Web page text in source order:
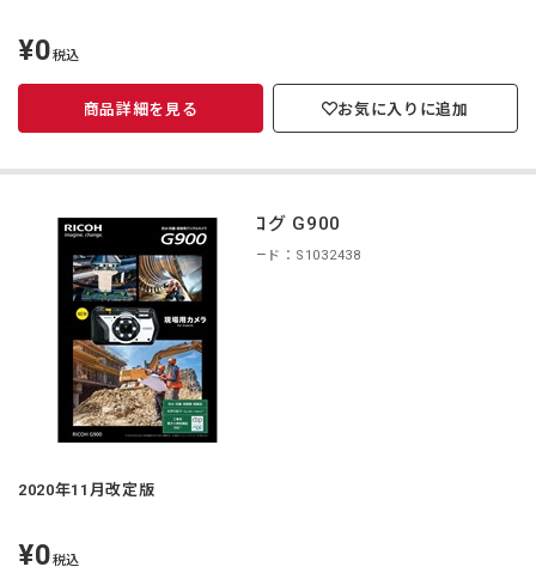
定
価
¥0税込
商品詳細を見る お気に入りに追加
カタログ G900
商品コード：S1032438
2020年11月改定版
定
価
¥0税込